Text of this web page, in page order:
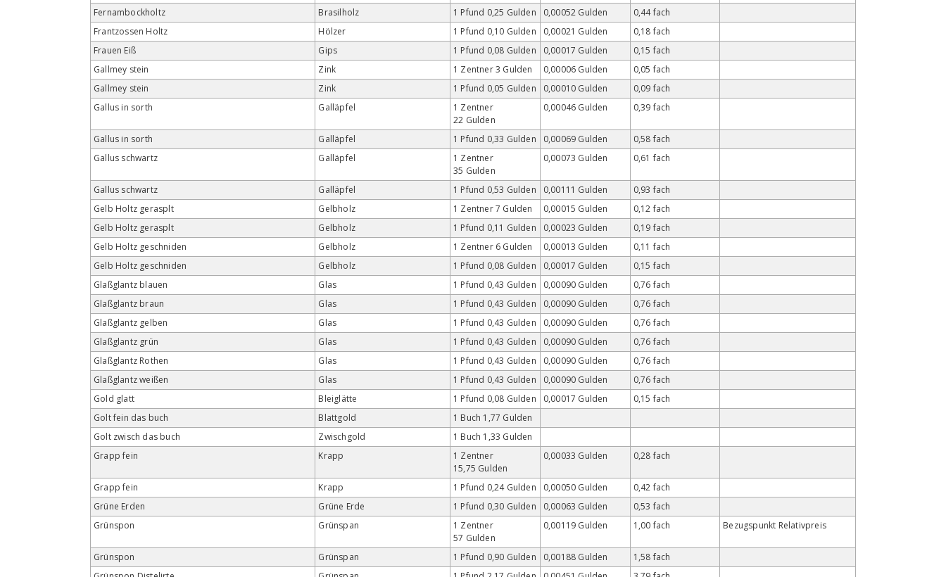
Fernambockholtz Brasilholz 1 Pfund 0,25 Gulden 0,00052 Gulden
0,44 fach
Frantzossen Holtz
Hölzer 1 Pfund 0,10 Gulden 0,00021 Gulden
0,18 fach
Frauen Eiß
Gips 1 Pfund 0,08 Gulden 0,00017 Gulden
0,15 fach
Gallmey stein
Zink 1 Zentner 3 Gulden 0,00006 Gulden
0,05 fach
Gallmey stein
Zink 1 Pfund 0,05 Gulden 0,00010 Gulden
0,09 fach
Gallus in sorth
Galläpfel
1 Zentner
22 Gulden
0,00046 Gulden 0,39 fach
Gallus in sorth Galläpfel 1 Pfund 0,33 Gulden 0,00069 Gulden
0,58 fach
Gallus schwartz
Galläpfel
1 Zentner
35 Gulden
0,00073 Gulden 0,61 fach
Gallus schwartz Galläpfel 1 Pfund 0,53 Gulden 0,00111 Gulden
0,93 fach
Gelb Holtz gerasplt
Gelbholz 1 Zentner 7 Gulden 0,00015 Gulden
0,12 fach
Gelb Holtz gerasplt
Gelbholz 1 Pfund 0,11 Gulden 0,00023 Gulden
0,19 fach
Gelb Holtz geschniden
Gelbholz 1 Zentner 6 Gulden 0,00013 Gulden
0,11 fach
Gelb Holtz geschniden
Gelbholz 1 Pfund 0,08 Gulden 0,00017 Gulden
0,15 fach
Glaßglantz blauen
Glas 1 Pfund 0,43 Gulden 0,00090 Gulden
0,76 fach
Glaßglantz braun
Glas 1 Pfund 0,43 Gulden 0,00090 Gulden
0,76 fach
Glaßglantz gelben
Glas 1 Pfund 0,43 Gulden 0,00090 Gulden
0,76 fach
Glaßglantz grün
Glas 1 Pfund 0,43 Gulden 0,00090 Gulden
0,76 fach
Glaßglantz Rothen
Glas 1 Pfund 0,43 Gulden 0,00090 Gulden
0,76 fach
Glaßglantz weißen
Glas 1 Pfund 0,43 Gulden 0,00090 Gulden
0,76 fach
Gold glatt
Bleiglätte 1 Pfund 0,08 Gulden 0,00017 Gulden
0,15 fach
Golt fein das buch
Blattgold
1 Buch 1,77 Gulden
Golt zwisch das buch
Zwischgold
1 Buch 1,33 Gulden
Grapp fein
Krapp
1 Zentner
15,75 Gulden
0,00033 Gulden 0,28 fach
Grapp fein Krapp 1 Pfund 0,24 Gulden 0,00050 Gulden
0,42 fach
Grüne Erden
Grüne Erde 1 Pfund 0,30 Gulden 0,00063 Gulden
0,53 fach
Grünspon
Grünspan
1 Zentner
57 Gulden
0,00119 Gulden 1,00 fach Bezugspunkt Relativpreis
Grünspon Grünspan 1 Pfund 0,90 Gulden 0,00188 Gulden
1,58 fach